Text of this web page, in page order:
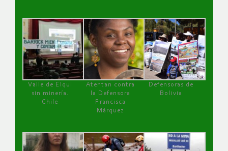
Valle de Elqui
sin minería.
Chile
Atentan contra
la Defensora
Francisca
Márquez
Defensoras de
Bolivia